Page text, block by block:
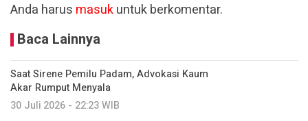
Anda harus masukuntuk berkomentar.
Baca Lainnya
Saat Sirene Pemilu Padam, Advokasi Kaum
Akar Rumput Menyala
30 Juli 2026 - 22:23 WIB